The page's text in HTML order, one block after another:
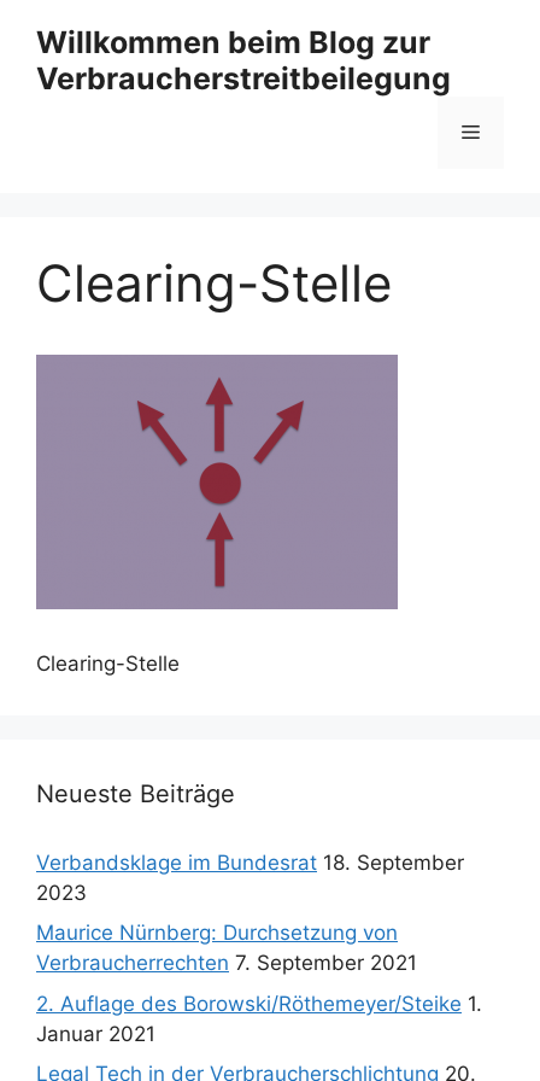
Inhalt
springen
Willkommen beim Blog zur
Verbraucherstreitbeilegung
Menü
Clearing-Stelle
Clearing-Stelle
Neueste Beiträge
Verbandsklage im Bundesrat 18. September
2023
Maurice Nürnberg: Durchsetzung von
Verbraucherrechten 7. September 2021
2. Auflage des Borowski/Röthemeyer/Steike 1.
Januar 2021
Legal Tech in der Verbraucherschlichtung 20.